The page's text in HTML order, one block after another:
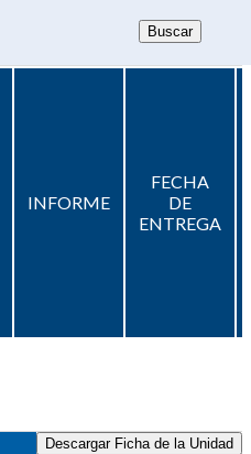
INFORME
FECHA
DE
ENTREGA
Descargar Ficha de la Unidad